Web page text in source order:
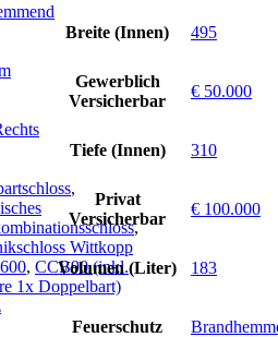
,
,
Wittkopp
, CCB90 (inkl.
1x Doppelbart)
Breite (Innen) 495
Gewerblich
Versicherbar
€ 50.000
Tiefe (Innen) 310
Privat
Versicherbar
€ 100.000
Volumen (Liter) 183
Feuerschutz